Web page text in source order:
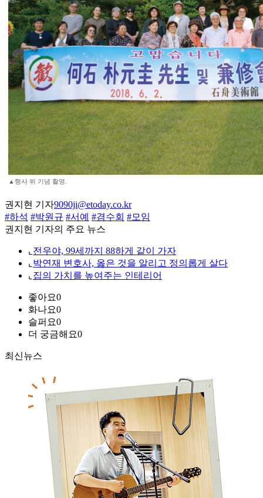
▲행사 뒤 기념 촬영.
권지현 기자9090ji@etoday.co.kr
#하석 #박원규 #서예 #겸수회 #모임
권지현 기자의 주요 뉴스
⌞ 전우야, 99세까지 88하게 같이 가자
⌞ 박연재 변호사, 옳은 것을 알리고 정의롭게 살다
⌞ 집의 가치를 높여주는 인테리어
좋아요0
화나요0
슬퍼요0
더 궁금해요0
최신뉴스